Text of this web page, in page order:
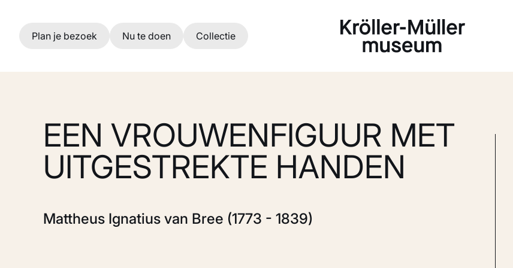
Ga naar hoofdinhoud
Plan je bezoek Nu te doen Collectie
EEN VROUWENFIGUUR MET
UITGESTREKTE HANDEN
Mattheus Ignatius van Bree (1773 - 1839)